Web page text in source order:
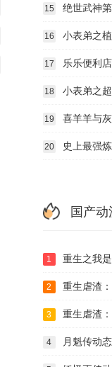
15 绝世武神第八季动
16 小表弟之植物大战三国
17 乐乐便利店
18 小表弟之超级大反派
19 喜羊羊与灰太狼之古古怪界
20 史上最强炼体
国产
1 重生之我是大天
2 重生虐渣：娇养
3 重生虐渣：娇养冰山
4 月魁传动